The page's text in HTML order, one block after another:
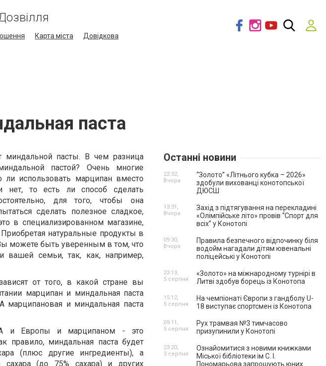
Карта міста Довідкова
паста
миндальной пасты. В чем разница
пастой? Очень многие
использовать марципан вместо
нет, то есть ли способ сделать
для того, чтобы она
сделать полезное сладкое,
в специализированном магазине,
натуральные продукты в
можете быть уверенным в том, что
вашей семьи, так, как, например,
от того, в какой стране вы
марципан и миндальная паста
и миндальная паста
и Европы и марципаном - это
правило, миндальная паста будет
(плюс другие ингредиенты), а
(до 75% сахара) и других
Останні новини
“Золото” «Літнього кубка – 2026»
здобули вихованці конотопської
ДЮСШ
22:32,
Вчора
Захід з підтягування на перекладині
«Олімпійське літо» провів “Спорт для
всіх” у Конотопі
13:31,
Вчора
Правила безпечного відпочинку біля
водойм нагадали дітям ювенальні
поліцейські у Конотопі
09:30,
Вчора
«Золото» на міжнародному турнірі в
Литві здобув борець із Конотопа
23:13,
5 серпня
На чемпіонаті Європи з гандболу U-
18 виступає спортсмен із Конотопа
15:12,
5 серпня
Рух трамвая №3 тимчасово
призупинили у Конотопі
09:11,
5 серпня
Ознайомитися з новими книжками
Міської бібліотеки ім С. І.
Пономарьова запрошують юних
23:20,
3 серпня